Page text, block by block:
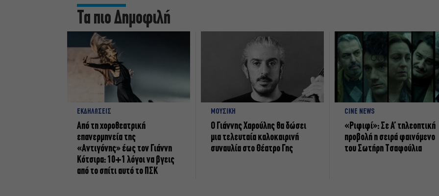
Τα πιο Δημοφιλή
ΕΚΔΗΛΩΣΕΙΣ
Από τη χοροθεατρική
επανερμηνεία της
«Αντιγόνης» έως τον Γιάννη
Κότσιρα: 10+1 λόγοι να βγεις
από το σπίτι αυτό το ΠΣΚ
ΜΟΥΣΙΚΗ
Ο Γιάννης Χαρούλης θα δώσει
μια τελευταία καλοκαιρινή
συναυλία στο Θέατρο Γης
CINE NEWS
«Ριφιφί»: Σε Α’ τηλεοπτική
προβολή η σειρά φαινόμενο
του Σωτήρη Τσαφούλια